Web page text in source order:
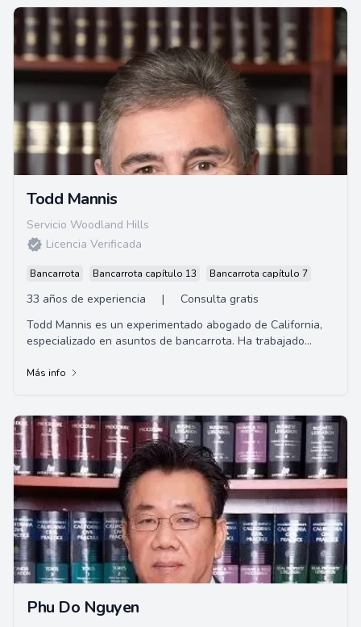
Todd Mannis
Servicio Woodland Hills
Licencia Verificada
Bancarrota Bancarrota capítulo 13 Bancarrota capítulo 7
33 años de experiencia |
Consulta gratis
Todd Mannis es un experimentado abogado de California,
especializado en asuntos de bancarrota. Ha trabajado
Más info
Phu Do Nguyen